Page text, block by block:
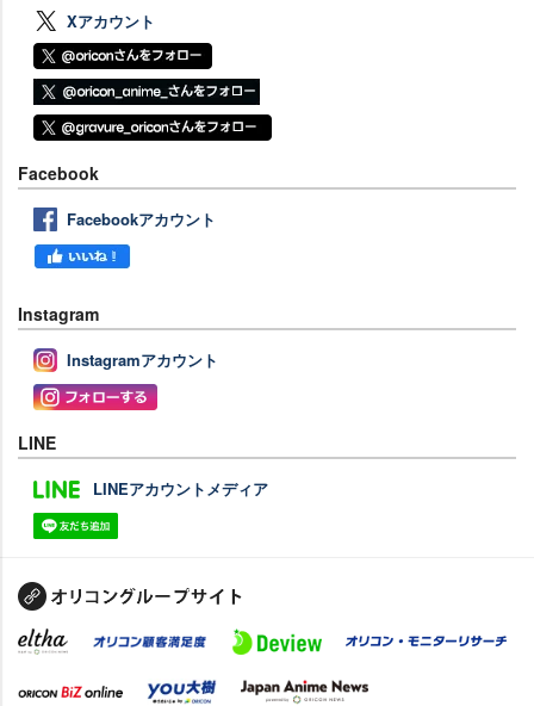
Xアカウント
Facebook
Facebookアカウント
Instagram
Instagramアカウント
LINE
LINEアカウントメディア